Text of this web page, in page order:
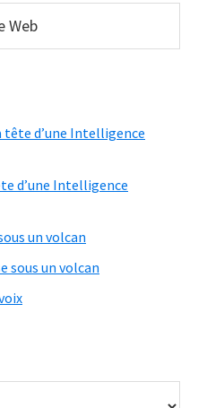
tête d’une Intelligence
d’une Intelligence
un volcan
sous un volcan